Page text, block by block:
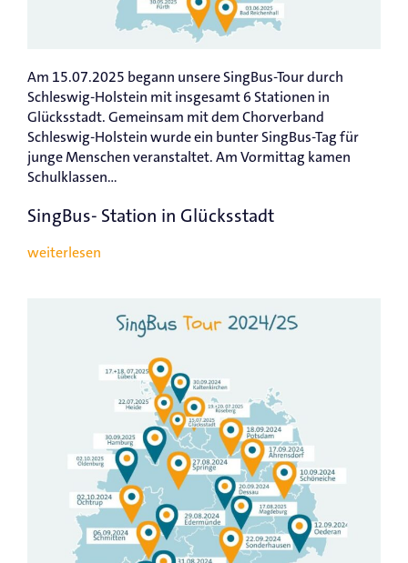
SingBus- Station in Glücksstadt
Am 15.07.2025 begann unsere SingBus-Tour durch
Schleswig-Holstein mit insgesamt 6 Stationen in
Glücksstadt. Gemeinsam mit dem Chorverband
Schleswig-Holstein wurde ein bunter SingBus-Tag für
junge Menschen veranstaltet. Am Vormittag kamen
Schulklassen...
weiterlesen